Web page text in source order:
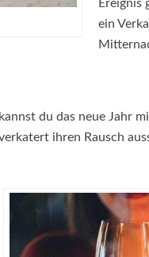
Ereignis
ein
du das neue Jahr
ihren Rausch